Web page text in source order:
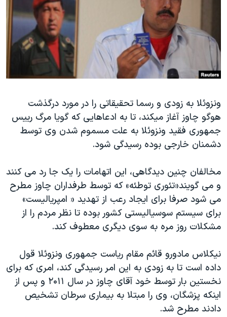
فرهنگ و زندگی
حقوق شهروندی
اقتصادی
گالری عکس
آرشیو پخش زنده
انتخابات ریاست جمهوری آمریکا ۲۰۲۴
حمله جمهوری اسلامی به اسرائیل
اعتراضات زن، زندگی، آزادی
مجموعه مستندهای دادخواهی
تریبونال مردمی آبان ۹۸
چهل سال گروگان‌گیری
قانون شفافیت دارائی کادر رهبری ایران
اعتراضات مردمی آبان ۹۸
اسرائیل در جنگ
همایش محافظه‌کاران آمریکا «سی‌پک»
صفحه‌های ویژه
سفر پرزیدنت ترامپ به چین
زبانهای مختلف
ونزوئلا به زودی و رسما تحقیقاتی را در مورد درگذشت
هوگو چاوز آغاز میکند، تا به ادعاهایی که گویا مرگ رییس
جمهوری فقید ونزوئلا به علت مسموم شدن وی توسط
دشمنان خارجی بوده رسیدگی شود.
مخالفان چنین دیدگاهی، این اتهامات را یک جا رد می کنند
و می گویند«تئوری توطئه» که توسط طرفداران چاوز مطرح
می شود صرفا برای ایجاد رعب از تهدید « امپریالیست»
برای سیستم سوسیالیستی کشور بوده تا نظر مردم را از
مشکلات روز مره به سوی دیگری معطوف کند.
نیکلاس مادورو قائم مقام ریاست جمهوری ونزوئلا قول
داده است تا به زودی به این امر رسیدگی کند، امری که برای
نخستین بار توسط خود آقای چاوز در سال ۲۰۱۱ و پس از
اینکه پزشگان، وی را مبتلا به بیماری سرطان تشخیص
دادند مطرح شد.